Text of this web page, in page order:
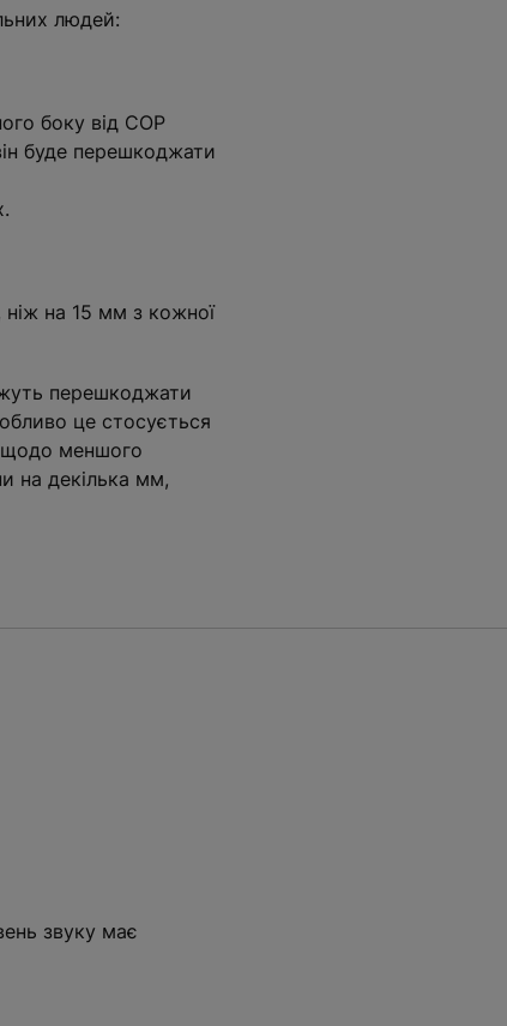
людей:
боку від COP
буде перешкоджати
ніж на 15 мм з кожної
перешкоджати
це стосується
щодо меншого
на декілька мм,
звуку має